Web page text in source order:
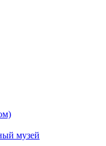
музей